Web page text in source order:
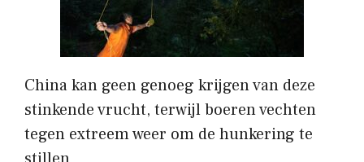
China kan geen genoeg krijgen van deze
stinkende vrucht, terwijl boeren vechten
tegen extreem weer om de hunkering te